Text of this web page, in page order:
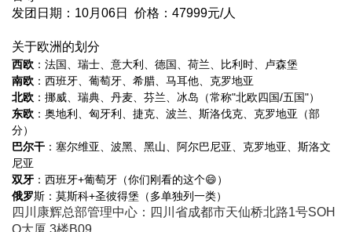
发团日期：10月06日 价格：47999元/人
关于欧洲的划分
西欧 ：法国、瑞士、意大利、德国、荷兰、比利时、卢森堡
南欧 ：西班牙、葡萄牙、希腊、马耳他、克罗地亚
北欧 ：挪威、瑞典、丹麦、芬兰、冰岛（常称"北欧四国/五国"）
东欧 ：奥地利、匈牙利、捷克、波兰、斯洛伐克、克罗地亚（部
分）
巴尔干 ：塞尔维亚、波黑、黑山、阿尔巴尼亚、克罗地亚、斯洛文
尼亚
双牙 ：西班牙+葡萄牙（你们刚看的这个😄）
俄罗斯：莫斯科+圣彼得堡（多单独列一类）
四川康辉总部管理中心：四川省成都市天仙桥北路1号SOH
O大厦 3楼B09